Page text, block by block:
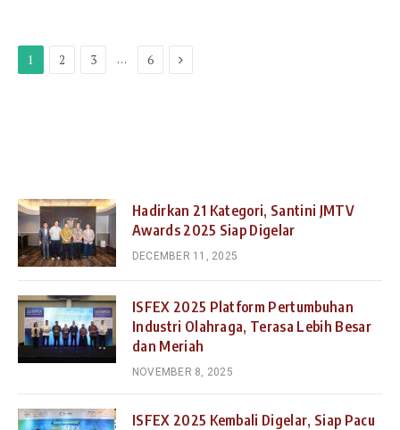
1 2 3 … 6 Next
Hadirkan 21 Kategori, Santini JMTV
Awards 2025 Siap Digelar
DECEMBER 11, 2025
ISFEX 2025 Platform Pertumbuhan
Industri Olahraga, Terasa Lebih Besar
dan Meriah
NOVEMBER 8, 2025
ISFEX 2025 Kembali Digelar, Siap Pacu